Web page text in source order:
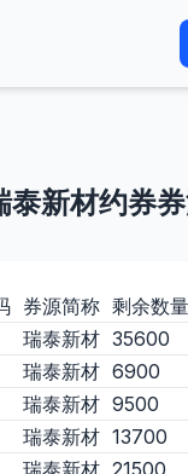
泰新材约券
券源简称 剩余数量
瑞泰新材 35600
瑞泰新材 6900
瑞泰新材 9500
瑞泰新材 13700
瑞泰新材 21500